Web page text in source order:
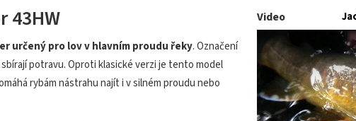
Video
43HW
určený pro lov v hlavním proudu řeky. Označení
potravu. Oproti klasické verzi je tento model
rybám nástrahu najít i v silném proudu nebo